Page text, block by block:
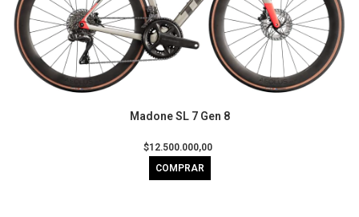
Madone SL 7 Gen 8
$12.500.000,00
COMPRAR